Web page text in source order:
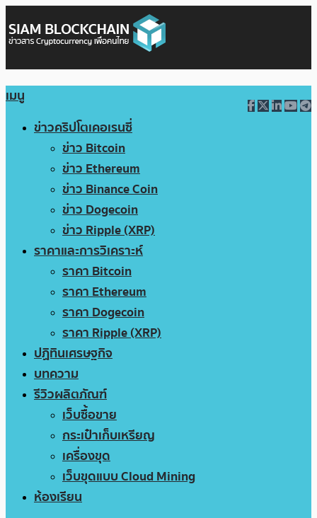
เมนู
ข่าวคริปโตเคอเรนซี่
ข่าว Bitcoin
ข่าว Ethereum
ข่าว Binance Coin
ข่าว Dogecoin
ข่าว Ripple (XRP)
ราคาและการวิเคราะห์
ราคา Bitcoin
ราคา Ethereum
ราคา Dogecoin
ราคา Ripple (XRP)
ปฏิทินเศรษฐกิจ
บทความ
รีวิวผลิตภัณฑ์
เว็บซื้อขาย
กระเป๋าเก็บเหรียญ
เครื่องขุด
เว็บขุดแบบ Cloud Mining
ห้องเรียน